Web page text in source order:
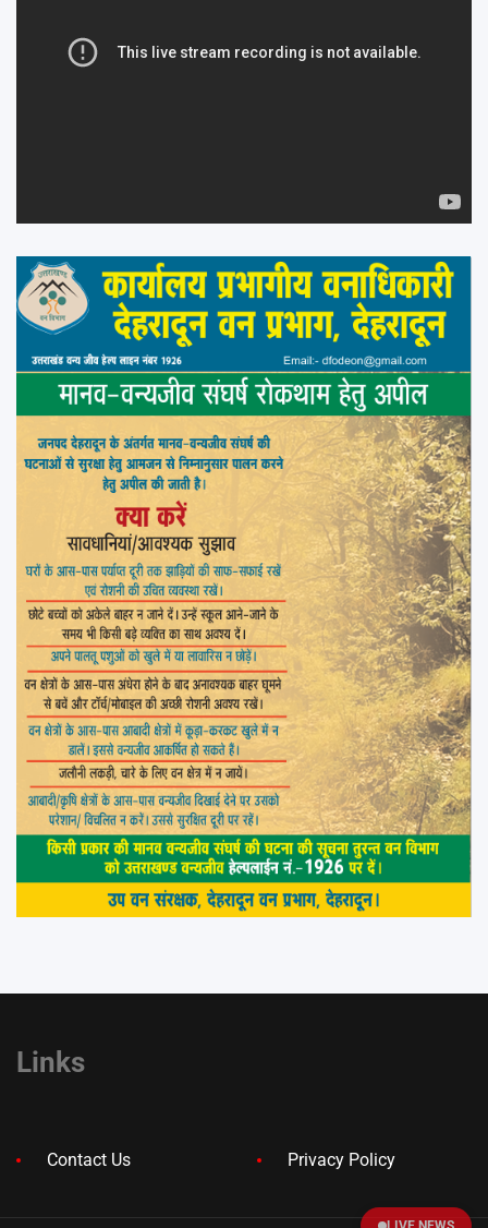
Links
Contact Us Privacy Policy